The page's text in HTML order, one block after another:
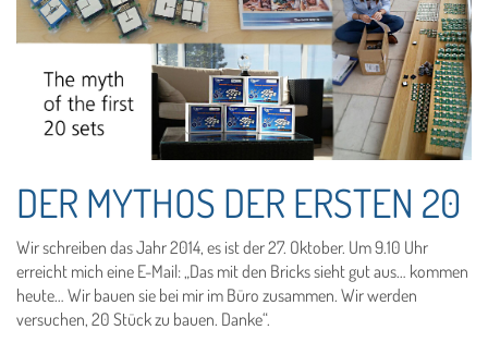
DER MYTHOS DER ERSTEN 20
Wir schreiben das Jahr 2014, es ist der 27. Oktober. Um 9.10 Uhr
erreicht mich eine E-Mail: „Das mit den Bricks sieht gut aus… kommen
heute… Wir bauen sie bei mir im Büro zusammen. Wir werden
versuchen, 20 Stück zu bauen. Danke“.